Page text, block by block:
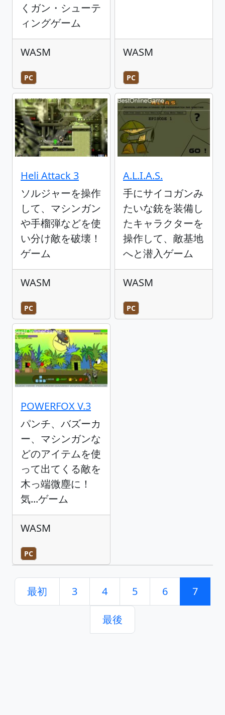
くガン・シューテ
ィングゲーム
WASM
PC
WASM
PC
Heli Attack 3
ソルジャーを操作
して、マシンガン
や手榴弾などを使
い分け敵を破壊！
ゲーム
WASM
PC
A.L.I.A.S.
手にサイコガンみ
たいな銃を装備し
たキャラクターを
操作して、敵基地
へと潜入ゲーム
WASM
PC
POWERFOX V.3
パンチ、バズーカ
ー、マシンガンな
どのアイテムを使
って出てくる敵を
木っ端微塵に！
気...ゲーム
WASM
PC
最初 3 4 5 6 7
最後